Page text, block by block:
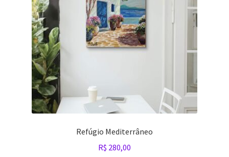
Refúgio Mediterrâneo
R$ 280,00